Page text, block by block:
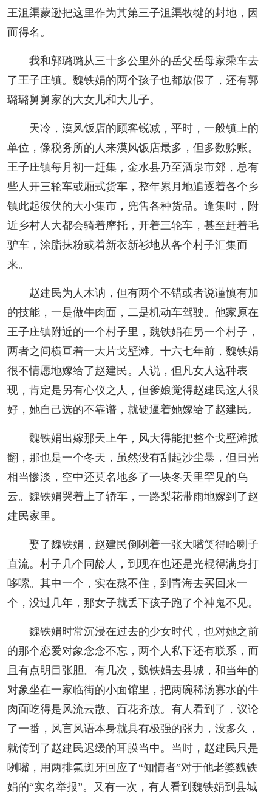
王沮渠蒙逊把这里作为其第三子沮渠牧犍的封地，因
而得名。
我和郭璐璐从三十多公里外的岳父岳母家乘车去
了王子庄镇。魏铁娟的两个孩子也都放假了，还有郭
璐璐舅舅家的大女儿和大儿子。
天冷，漠风饭店的顾客锐减，平时，一般镇上的
单位，像税务所的人来漠风饭店最多，但多数赊账。
王子庄镇每月初一赶集，金水县乃至酒泉市郊，总有
些人开三轮车或厢式货车，整年累月地追逐着各个乡
镇此起彼伏的大小集市，兜售各种货品。逢集时，附
近乡村人大都会骑着摩托，开着三轮车，甚至赶着毛
驴车，涂脂抹粉或着新衣新衫地从各个村子汇集而
来。
赵建民为人木讷，但有两个不错或者说谨慎有加
的技能，一是做牛肉面，二是机动车驾驶。他家原在
王子庄镇附近的一个村子里，魏铁娟在另一个村子，
两者之间横亘着一大片戈壁滩。十六七年前，魏铁娟
很不情愿地嫁给了赵建民。人说，但凡女人这种表
现，肯定是另有心仪之人，但爹娘觉得赵建民这人很
好，她自己选的不靠谱，就硬逼着她嫁给了赵建民。
魏铁娟出嫁那天上午，风大得能把整个戈壁滩掀
翻，那也是一个冬天，虽然没有刮起沙尘暴，但日光
相当惨淡，空中还莫名地多了一块冬天里罕见的乌
云。魏铁娟哭着上了轿车，一路梨花带雨地嫁到了赵
建民家里。
娶了魏铁娟，赵建民倒咧着一张大嘴笑得哈喇子
直流。村子几个同龄人，到现在也还是光棍得满身打
哆嗦。其中一个，实在熬不住，到青海去买回来一
个，没过几年，那女子就丢下孩子跑了个神鬼不见。
魏铁娟时常沉浸在过去的少女时代，也对她之前
的那个恋爱对象念念不忘，两个人私下还有联系，而
且有点明目张胆。有几次，魏铁娟去县城，和当年的
对象坐在一家临街的小面馆里，把两碗稀汤寡水的牛
肉面吃得是风流云散、百花齐放。有人看到了，议论
了一番，风言风语本身就具有极强的张力，没多久，
就传到了赵建民迟缓的耳膜当中。当时，赵建民只是
咧嘴，用两排氟斑牙回应了“知情者”对于他老婆魏铁
娟的“实名举报”。又有一次，有人看到魏铁娟到县城